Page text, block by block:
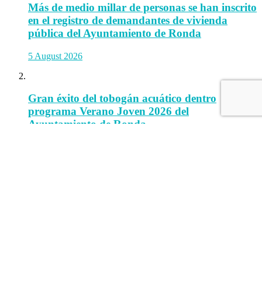
Más de medio millar de personas se han inscrito
en el registro de demandantes de vivienda
pública del Ayuntamiento de Ronda
5 August 2026
Gran éxito del tobogán acuático dentro
programa Verano Joven 2026 del
Ayuntamiento de Ronda